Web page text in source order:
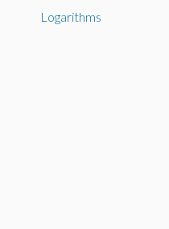
Logarithms